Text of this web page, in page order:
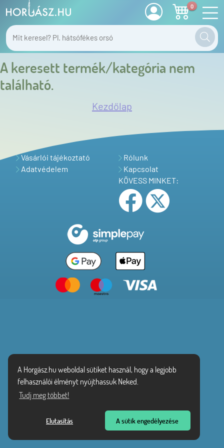
A Horgász.hu weboldal sütiket használ, hogy a legjobb
felhasználói élményt nyújthassuk Neked.
Tudj meg többet!
Elutasítás A sütik engedélyezése
0
A keresett termék/kategória nem
található.
Kezdőlap
Vásárlói tájékoztató
Adatvédelem
Rólunk
Kapcsolat
KÖVESS MINKET: